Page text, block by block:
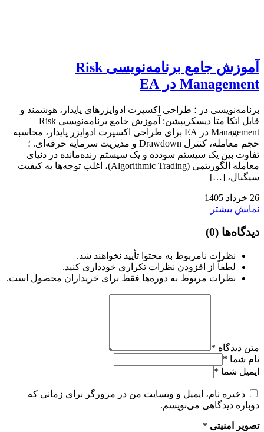
آموزش جامع برنامه‌نویسی Risk
Management در EA
برنامه‌نویسی در ؛ طراحی اکسپرت ادوایزرهای پایدار، هوشمند و
قابل اتکا متا دیسکریپشن: آموزش جامع برنامه‌نویسی Risk
Management در EA برای طراحی اکسپرت ادوایزر پایدار، محاسبه
حجم معامله، کنترل Drawdown و مدیریت سرمایه حرفه‌ای. ؛
تفاوت بین یک سیستم سودده و یک سیستم زنده‌مانده در دنیای
معامله الگوریتمی (Algorithmic Trading)، اغلب توجه‌ها به کیفیت
سیگنال، […]
26 خرداد 1405
نمایش بیشتر
دیدگاه‌ها (0)
نظرات نامربوط به محتوا تأیید نخواهند شد.
لطفاً از افزودن نظرات تکراری خودداری کنید.
نظرات مربوط به دوره‌ها فقط برای خریداران محصول است.
متن دیدگاه *
نام شما *
ایمیل شما *
ذخیره نام، ایمیل و وبسایت من در مرورگر برای زمانی که
دوباره دیدگاهی می‌نویسم.
تصویر امنیتی *